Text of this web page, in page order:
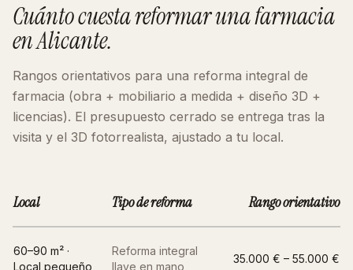
Cuánto cuesta reformaruna farmacia
enAlicante.
Rangos orientativos para una reforma integral de
farmacia (obra + mobiliario a medida + diseño 3D +
licencias). El presupuesto cerrado se entrega tras la
visita y el 3D fotorrealista, ajustado a tu local.
Local Tipo de reforma Rango orientativo
60–90 m² ·
Local pequeño
Reforma integral
llave en mano
35.000 € – 55.000 €